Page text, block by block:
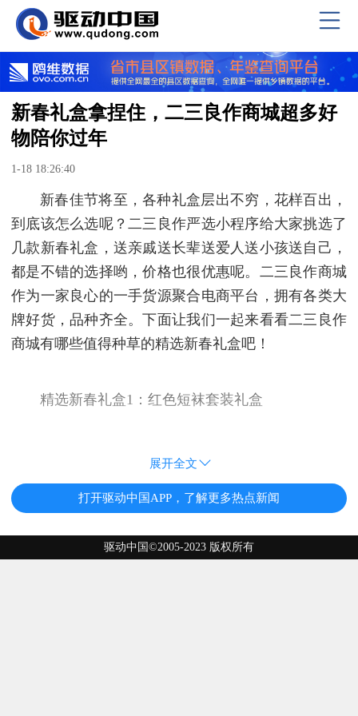
新春礼盒拿捏住，二三良作商城超多好
物陪你过年
1-18 18:26:40
新春佳节将至，各种礼盒层出不穷，花样百出，
到底该怎么选呢？二三良作严选小程序给大家挑选了
几款新春礼盒，送亲戚送长辈送爱人送小孩送自己，
都是不错的选择哟，价格也很优惠呢。二三良作商城
作为一家良心的一手货源聚合电商平台，拥有各类大
牌好货，品种齐全。下面让我们一起来看看二三良作
商城有哪些值得种草的精选新春礼盒吧！
精选新春礼盒1：红色短袜套装礼盒
展开全文
打开驱动中国APP，了解更多热点新闻
驱动中国©2005-2023 版权所有